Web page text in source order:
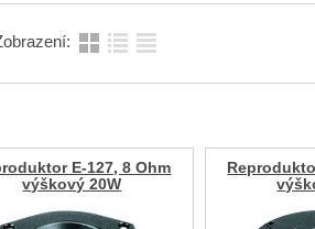
E-127, 8 Ohm
výškový 20W